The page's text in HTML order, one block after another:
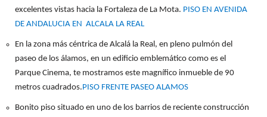
excelentes vistas hacia la Fortaleza de La Mota. PISO EN AVENIDA
DE ANDALUCIA EN ALCALA LA REAL
En la zona más céntrica de Alcalá la Real, en pleno pulmón del
paseo de los álamos, en un edificio emblemático como es el
Parque Cinema, te mostramos este magnífico inmueble de 90
metros cuadrados.PISO FRENTE PASEO ALAMOS
Bonito piso situado en uno de los barrios de reciente construcción